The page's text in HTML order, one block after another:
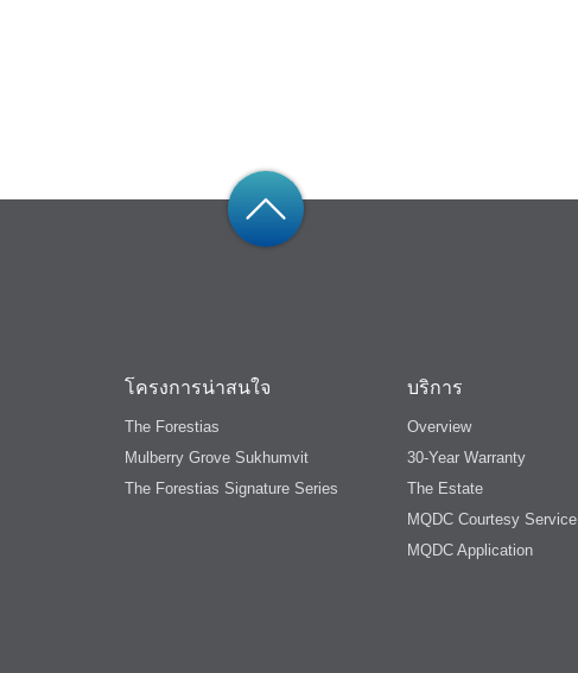
โครงการน่าสนใจ
The Forestias
Mulberry Grove Sukhumvit
The Forestias Signature Series
บริการ
Overview
30-Year Warranty
The Estate
MQDC Courtesy Service
MQDC Application